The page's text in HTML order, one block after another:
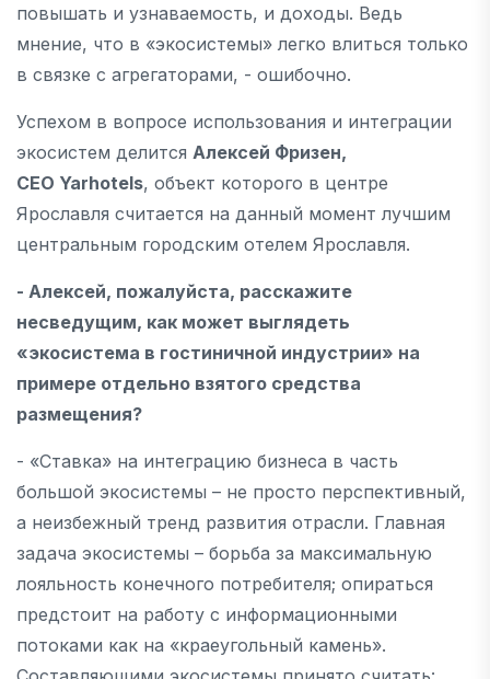
повышать и узнаваемость, и доходы. Ведь
мнение, что в «экосистемы» легко влиться только
в связке с агрегаторами, - ошибочно.
Успехом в вопросе использования и интеграции
экосистем делится Алексей Фризен,
CEO Yarhotels, объект которого в центре
Ярославля считается на данный момент лучшим
центральным городским отелем Ярославля.
- Алексей, пожалуйста, расскажите
несведущим, как может выглядеть
«экосистема в гостиничной индустрии» на
примере отдельно взятого средства
размещения?
- «Ставка» на интеграцию бизнеса в часть
большой экосистемы – не просто перспективный,
а неизбежный тренд развития отрасли. Главная
задача экосистемы – борьба за максимальную
лояльность конечного потребителя; опираться
предстоит на работу с информационными
потоками как на «краеугольный камень».